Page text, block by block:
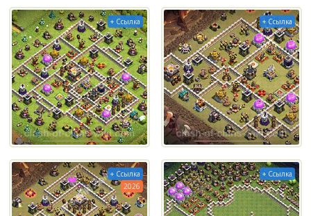
+ Ссылка + Ссылка
+ Ссылка
2026
+ Ссылка